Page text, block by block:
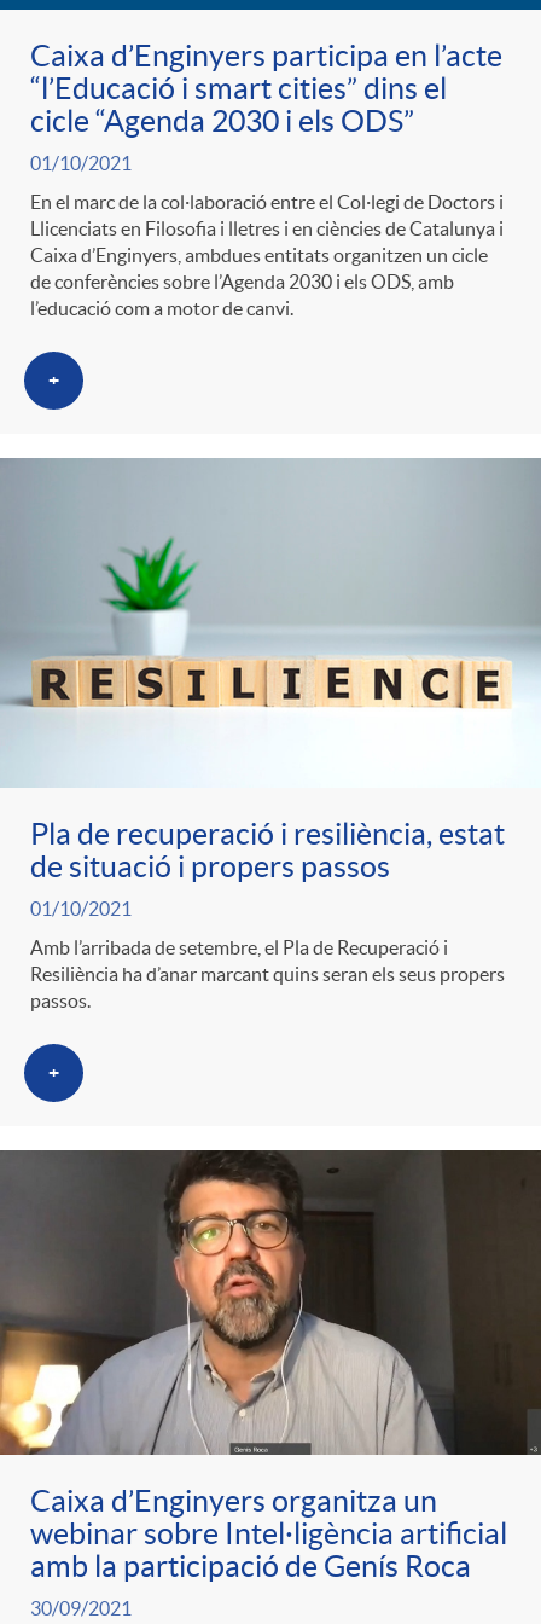
o
r
i
a
s
Caixa d’Enginyers participa en l’acte
“l’Educació i smart cities” dins el
cicle “Agenda 2030 i els ODS”
01/10/2021
En el marc de la col·laboració entre el Col·legi de Doctors i
Llicenciats en Filosofia i lletres i en ciències de Catalunya i
Caixa d’Enginyers, ambdues entitats organitzen un cicle
de conferències sobre l’Agenda 2030 i els ODS, amb
l’educació com a motor de canvi.
+
Pla de recuperació i resiliència, estat
de situació i propers passos
01/10/2021
Amb l’arribada de setembre, el Pla de Recuperació i
Resiliència ha d’anar marcant quins seran els seus propers
passos.
+
Caixa d’Enginyers organitza un
webinar sobre Intel·ligència artificial
amb la participació de Genís Roca
30/09/2021